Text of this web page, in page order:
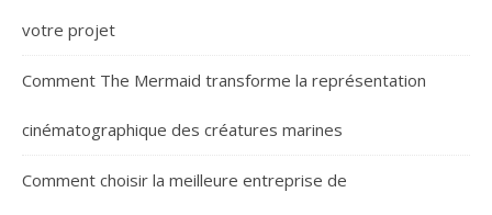
votre projet
Comment The Mermaid transforme la représentation
cinématographique des créatures marines
Comment choisir la meilleure entreprise de